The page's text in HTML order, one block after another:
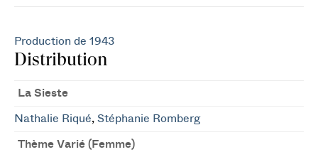
Production de 1943
Distribution
La Sieste
Nathalie Riqué, Stéphanie Romberg
Thème Varié (Femme)